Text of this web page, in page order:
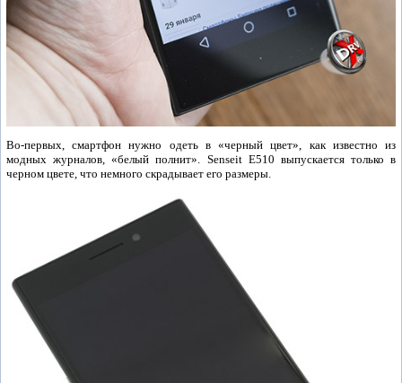
Во-первых, смартфон нужно одеть в «черный цвет», как известно из
модных журналов, «белый полнит». Senseit E510 выпускается только в
черном цвете, что немного скрадывает его размеры.